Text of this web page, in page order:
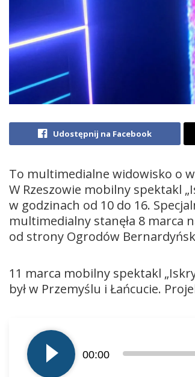
Udostępnij na Facebook
To multimedialne widowisko o
W Rzeszowie mobilny spektakl
w godzinach od 10 do 16.
multimedialny stanęła 8 marca
od strony Ogrodów
11 marca mobilny spektakl
był w Przemyślu i Łańcucie.
plików
dźwiękowych
00:00